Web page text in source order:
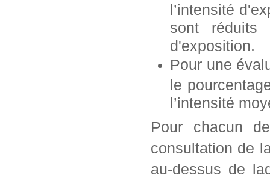
l’intensité
sont réduits
d'exposition.
Pour une
le
l’intensité
Pour chacun
consultation de
au-dessus de